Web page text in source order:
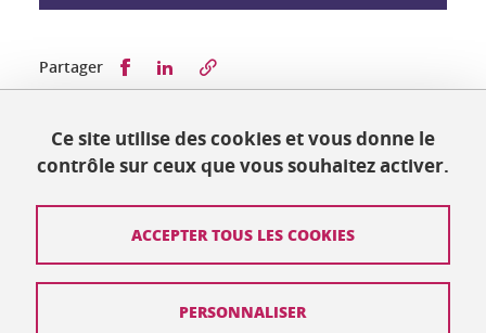
Partager Partager sur Facebook
Partager sur LinkedIn
Publié le 13 février 2026
Mis à jour le 13 février 2026
Contact
Ce site utilise des cookies et vous donne le
contrôle sur ceux que vous souhaitez activer.
ACCEPTER TOUS LES COOKIES
PERSONNALISER